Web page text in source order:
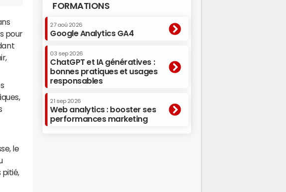
pour
le
pitié,
FORMATIONS
27 aoû 2026
Google Analytics GA4
03 sep 2026
ChatGPT et IA génératives :
bonnes pratiques et usages
responsables
21 sep 2026
Web analytics : booster ses
performances marketing